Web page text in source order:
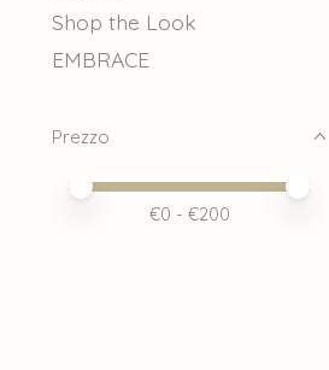
Shop the Look
EMBRACE
Prezzo
Price minimum value
Price maximum value
€0 - €200